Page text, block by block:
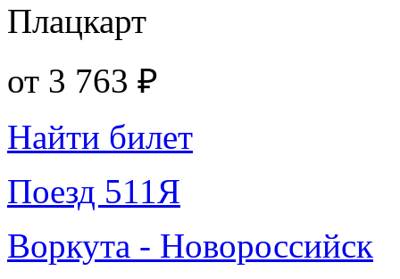
Плацкарт
от 3 763 ₽
Найти билет
Поезд 511Я
Воркута - Новороссийск